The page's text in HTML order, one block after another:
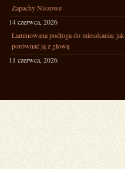
Zapachy Niszowe
14 czerwca, 2026
Laminowana podłoga do mieszkania: jak
porównać ją z głową
11 czerwca, 2026